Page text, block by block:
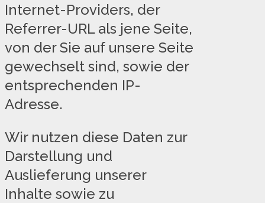
Internet-Providers, der
Referrer-URL als jene Seite,
von der Sie auf unsere Seite
gewechselt sind, sowie der
entsprechenden IP-
Adresse.
Wir nutzen diese Daten zur
Darstellung und
Auslieferung unserer
Inhalte sowie zu